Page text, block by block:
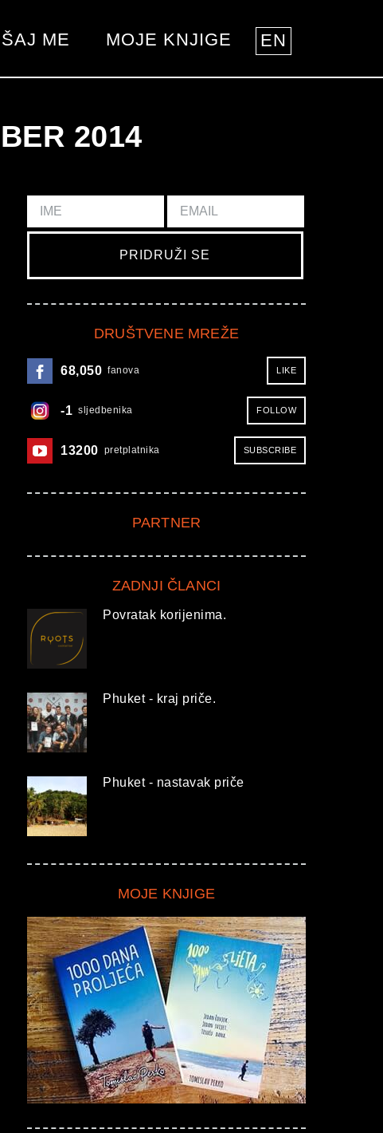
ME MOJE KNJIGE EN
2014
DRUŠTVENE MREŽE
68,050 fanova LIKE
-1 sljedbenika FOLLOW
13200 pretplatnika SUBSCRIBE
PARTNER
ZADNJI ČLANCI
Povratak korijenima.
Phuket - kraj priče.
Phuket - nastavak priče
MOJE KNJIGE